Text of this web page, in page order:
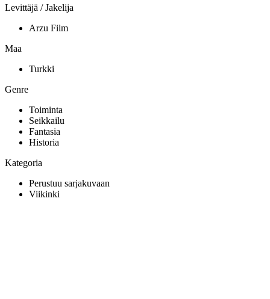
Levittäjä / Jakelija
Arzu Film
Maa
Turkki
Genre
Toiminta
Seikkailu
Fantasia
Historia
Kategoria
Perustuu sarjakuvaan
Viikinki